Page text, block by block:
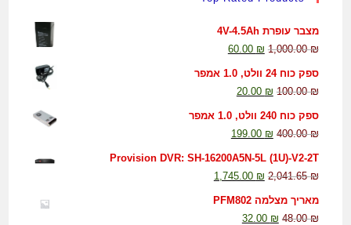
מצבר עופרת 4V-4.5Ah
1,000.00₪
60.00 ₪
ספק כוח 24 וולט, 1.0 אמפר
100.00₪
20.00 ₪
ספק כוח 240 וולט, 1.0 אמפר
400.00₪
199.00 ₪
Provision DVR: SH-16200A5N-5L (1U)-V2-2T
2,041.65₪
1,745.00 ₪
מאריך מצלמה PFM802
48.00₪
32.00 ₪